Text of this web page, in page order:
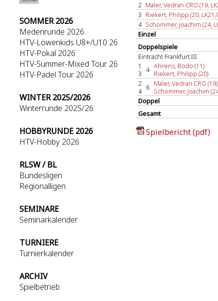
SOMMER 2026
Medenrunde 2026
HTV-Löwenkids U8+/U10 26
HTV-Pokal 2026
HTV-Summer-Mixed Tour 26
HTV-Padel Tour 2026
WINTER 2025/2026
Winterrunde 2025/26
HOBBYRUNDE 2026
HTV-Hobby 2026
RLSW / BL
Bundesligen
Regionalligen
SEMINARE
Seminarkalender
TURNIERE
Turnierkalender
ARCHIV
Spielbetrieb
2 Maler, Vedran CRO (19,
3 Riekert, Philipp (20,
4 Schommer, Joachim (24,
Einzel
Doppelspiele
Eintracht Frankfurt III
1
3 4 Ahrens, Bodo (11)
Riekert, Philipp (20)
2
4 6 Maler, Vedran CRO (19)
Schommer, Joachim
Doppel
Gesamt
Spielbericht (pdf)